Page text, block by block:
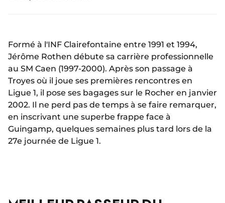
Formé à l'INF Clairefontaine entre 1991 et 1994,
Jérôme Rothen débute sa carrière professionnelle
au SM Caen (1997-2000). Après son passage à
Troyes où il joue ses premières rencontres en
Ligue 1, il pose ses bagages sur le Rocher en janvier
2002. Il ne perd pas de temps à se faire remarquer,
en inscrivant une superbe frappe face à
Guingamp, quelques semaines plus tard lors de la
27e journée de Ligue 1.